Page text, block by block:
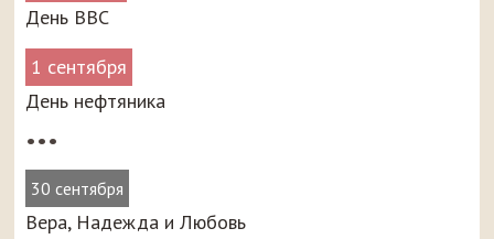
День ВВС
1 сентября
День нефтяника
•••
30 сентября
Вера, Надежда и Любовь